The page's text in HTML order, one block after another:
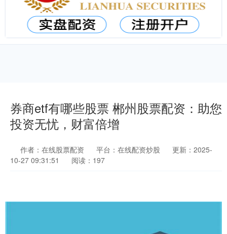
券商etf有哪些股票 郴州股票配资：助您
投资无忧，财富倍增
作者：在线股票配资 平台：在线配资炒股
更新：2025-
10-27 09:31:51
阅读：197